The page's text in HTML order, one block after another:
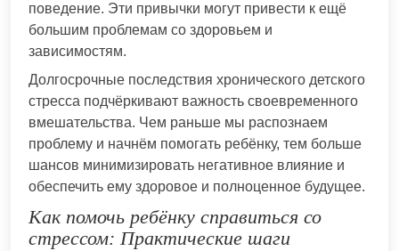
поведение. Эти привычки могут привести к ещё
большим проблемам со здоровьем и
зависимостям.
Долгосрочные последствия хронического детского
стресса подчёркивают важность своевременного
вмешательства. Чем раньше мы распознаем
проблему и начнём помогать ребёнку, тем больше
шансов минимизировать негативное влияние и
обеспечить ему здоровое и полноценное будущее.
Как помочь ребёнку справиться со
стрессом: Практические шаги